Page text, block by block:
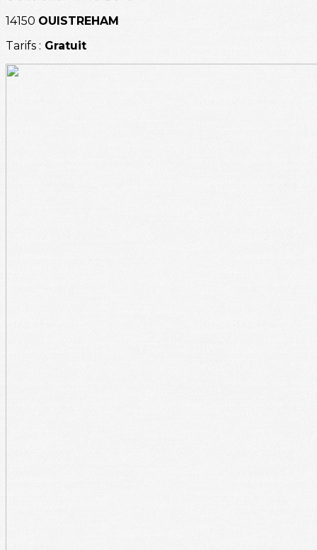
14150 OUISTREHAM
Tarifs : Gratuit